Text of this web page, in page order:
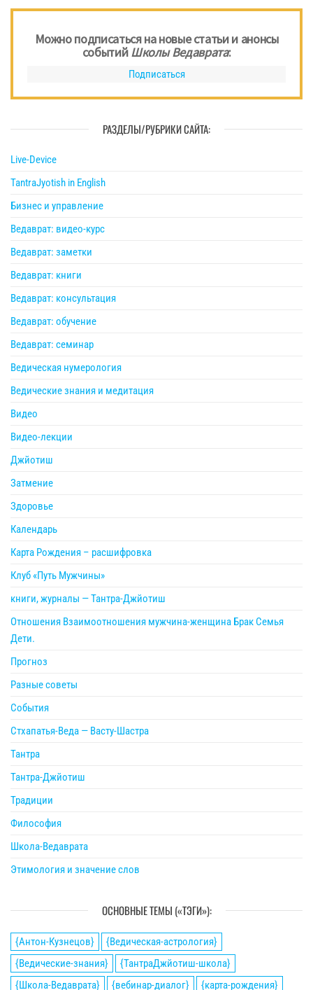
Можно подписаться на новые статьи и анонсы
событийШколы Ведаврата:
Подписаться
РАЗДЕЛЫ/РУБРИКИ САЙТА:
Live-Device
TantraJyotish in English
Бизнес и управление
Ведаврат: видео-курс
Ведаврат: заметки
Ведаврат: книги
Ведаврат: консультация
Ведаврат: обучение
Ведаврат: семинар
Ведическая нумерология
Ведические знания и медитация
Видео
Видео-лекции
Джйотиш
Затмение
Здоровье
Календарь
Карта Рождения – расшифровка
Клуб «Путь Мужчины»
книги, журналы — Тантра-Джйотиш
Отношения Взаимоотношения мужчина-женщина Брак Семья
Дети.
Прогноз
Разные советы
События
Стхапатья-Веда — Васту-Шастра
Тантра
Тантра-Джйотиш
Традиции
Философия
Школа-Ведаврата
Этимология и значение слов
ОСНОВНЫЕ ТЕМЫ («ТЭГИ»):
{Антон-Кузнецов}
{Ведическая-астрология}
{Ведические-знания}
{ТантраДжйотиш-школа}
{Школа-Ведаврата}
{вебинар-диалог} {карта-рождения}